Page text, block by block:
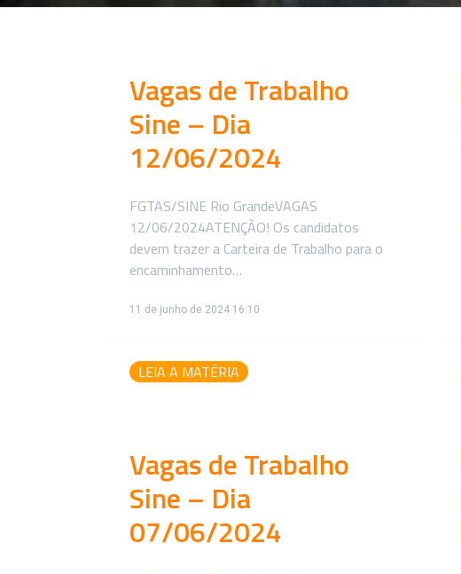
Vagas de Trabalho
Sine – Dia
12/06/2024
FGTAS/SINE Rio GrandeVAGAS
12/06/2024ATENÇÃO! Os candidatos
devem trazer a Carteira de Trabalho para o
encaminhamento…
11 de junho de 2024 16:10
LEIA A MATÉRIA
Vagas de Trabalho
Sine – Dia
07/06/2024